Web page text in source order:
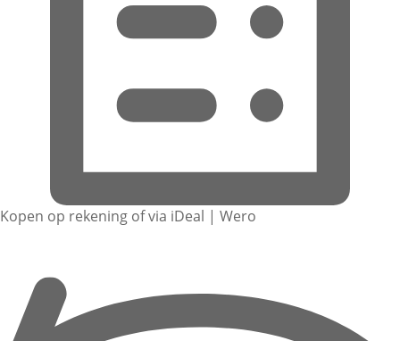
Kopen op rekening of via iDeal | Wero